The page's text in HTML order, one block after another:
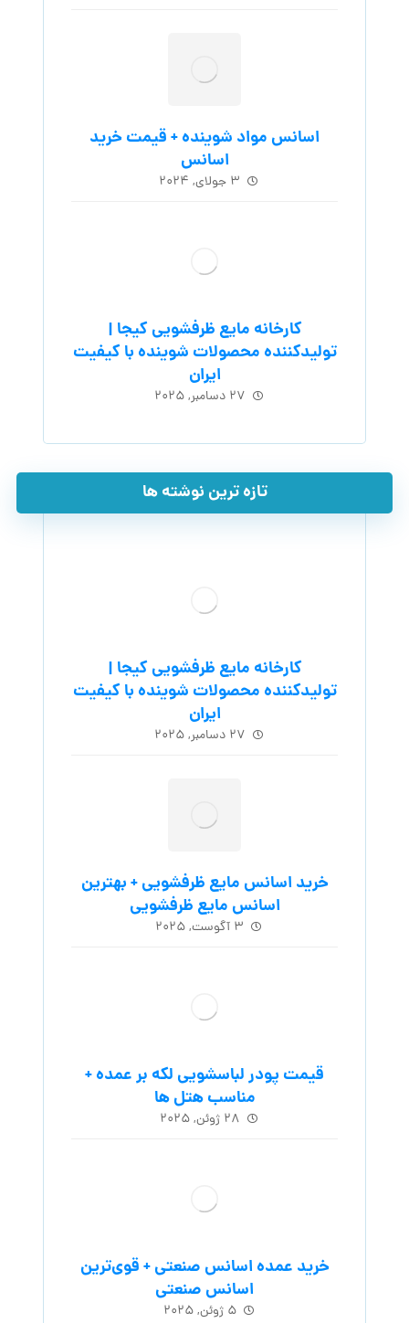
اسانس مواد شوینده + قیمت خرید
اسانس
۳ جولای, ۲۰۲۴
کارخانه مایع ظرفشویی کیجا |
تولیدکننده محصولات شوینده با کیفیت
ایران
۲۷ دسامبر, ۲۰۲۵
تازه ترین نوشته ها
کارخانه مایع ظرفشویی کیجا |
تولیدکننده محصولات شوینده با کیفیت
ایران
۲۷ دسامبر, ۲۰۲۵
خرید اسانس مایع ظرفشویی + بهترین
اسانس مایع ظرفشویی
۳ آگوست, ۲۰۲۵
قیمت پودر لباسشویی لکه بر عمده +
مناسب هتل ها
۲۸ ژوئن, ۲۰۲۵
خرید عمده اسانس صنعتی + قوی‌ترین
اسانس‌ صنعتی
۵ ژوئن, ۲۰۲۵